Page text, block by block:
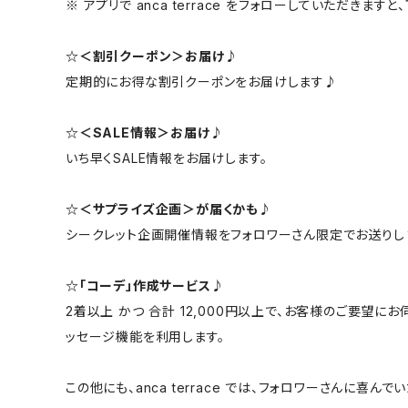
※ アプリで anca terrace をフォローしていただきますと
☆＜割引クーポン＞お届け♪
定期的にお得な割引クーポンをお届けします♪
☆＜SALE情報＞お届け♪
いち早くSALE情報をお届けします。
☆＜サプライズ企画＞が届くかも♪
シークレット企画開催情報をフォロワーさん限定でお送り
☆「コーデ」作成サービス♪
2着以上 かつ 合計 12,000円以上で、お客様のご要望にお
ッセージ機能を利用します。
この他にも、anca terrace では、フォロワーさんに喜んで